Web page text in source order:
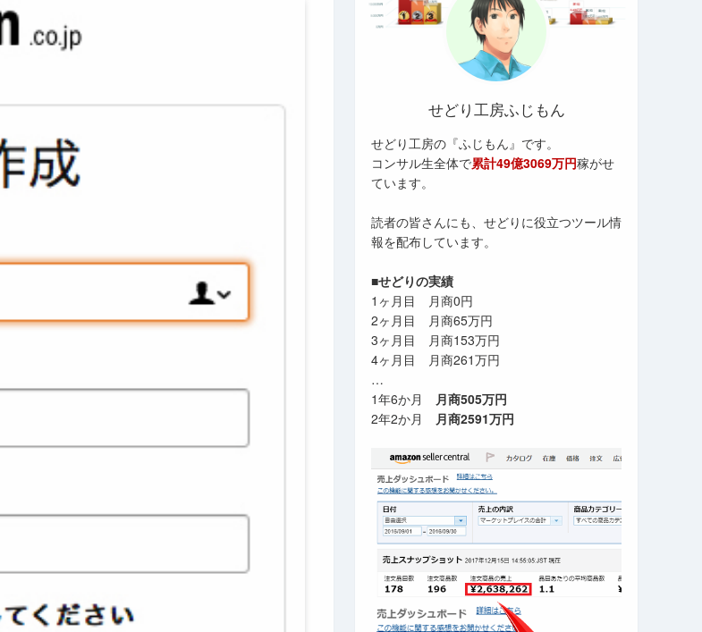
せどり工房ふじもん
せどり工房の『ふじもん』です。
コンサル生全体で累計49億3069万円稼がせ
ています。
読者の皆さんにも、せどりに役立つツール情
報を配布しています。
■せどりの実績
1ヶ月目 月商0円
2ヶ月目 月商65万円
3ヶ月目 月商153万円
4ヶ月目 月商261万円
…
1年6か月 月商505万円
2年2か月 月商2591万円